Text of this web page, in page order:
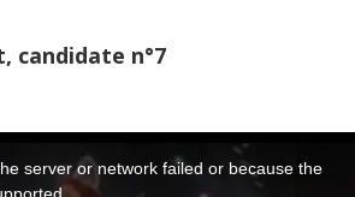
candidate n°7